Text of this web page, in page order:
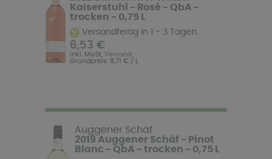
Kaiserstuhl - Rosé - QbA -
trocken - 0,75 L
Versandfertig in 1 - 3 Tagen.
6,53 €
inkl. MwSt, Versand
Grundpreis: 8,71 € / L
Auggener Schäf
2019 Auggener Schäf - Pinot
Blanc - QbA - trocken - 0,75 L